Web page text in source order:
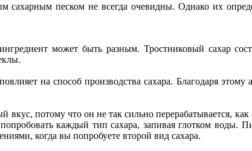
песком не всегда очевидны. Однако их
может быть разным. Тростниковый сахар
на способ производства сахара. Благодаря
вкус, потому что он не так сильно перерабатывается,
каждый тип сахара, запивая глотком
когда вы попробуете второй вид сахара.